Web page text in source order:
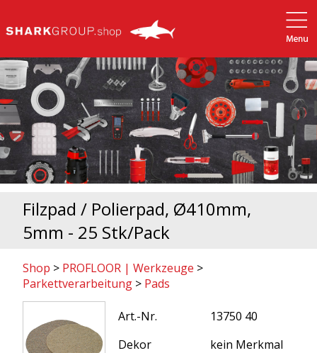
Filzpad / Polierpad, Ø410mm,
5mm - 25 Stk/Pack
Shop > PROFLOOR | Werkzeuge >
Parkettverarbeitung > Pads
Art.-Nr.
13750 40
Dekor
kein Merkmal